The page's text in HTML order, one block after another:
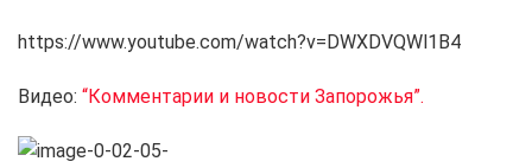
https://www.youtube.com/watch?v=DWXDVQWl1B4
Видео: “Комментарии и новости Запорожья”.